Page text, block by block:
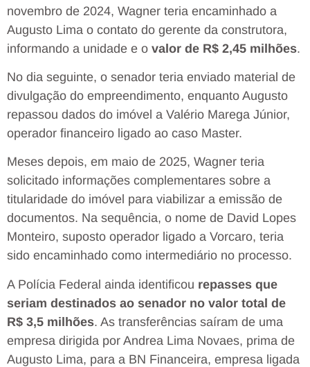
novembro de 2024, Wagner teria encaminhado a
Augusto Lima o contato do gerente da construtora,
informando a unidade e o valor de R$ 2,45 milhões.
No dia seguinte, o senador teria enviado material de
divulgação do empreendimento, enquanto Augusto
repassou dados do imóvel a Valério Marega Júnior,
operador financeiro ligado ao caso Master.
Meses depois, em maio de 2025, Wagner teria
solicitado informações complementares sobre a
titularidade do imóvel para viabilizar a emissão de
documentos. Na sequência, o nome de David Lopes
Monteiro, suposto operador ligado a Vorcaro, teria
sido encaminhado como intermediário no processo.
A Polícia Federal ainda identificou repasses que
seriam destinados ao senador no valor total de
R$ 3,5 milhões. As transferências saíram de uma
empresa dirigida por Andrea Lima Novaes, prima de
Augusto Lima, para a BN Financeira, empresa ligada